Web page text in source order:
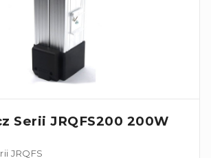
Serii JRQFS200 200W
JRQFS